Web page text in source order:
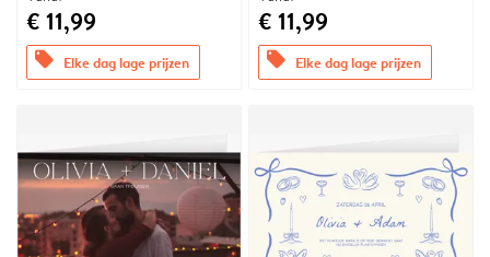
€ 11,99
offers Elke dag lage prijzen
€ 11,99
offers Elke dag lage prijzen